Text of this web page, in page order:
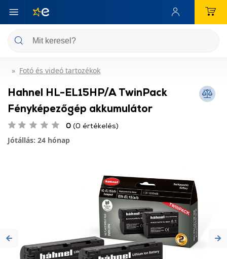
Fotó és videó tartozékok
Hahnel HL-EL15HP/A TwinPack
Fényképezőgép akkumulátor
0 (0 értékelés)
Jótállás: 24 hónap
Previous